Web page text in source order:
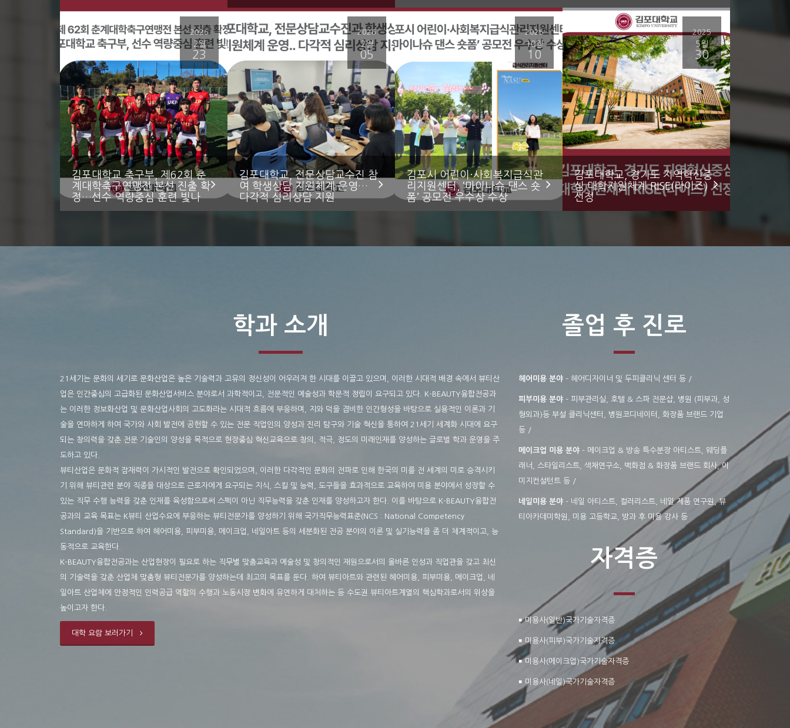
2026
2월
23
김포대학교 축구부, 제62회 춘
계대학축구연맹전 본선 진출 확
정…선수 역량중심 훈련 빛나
2026
2월
05
김포대학교, 전문상담교수진 참
여 학생상담 지원체계 운영…
다각적 심리상담 지원
2025
10월
10
김포시 어린이·사회복지급식관
리지원센터, ‘마이나슈 댄스 숏
폼’ 공모전 우수상 수상
2025
5월
30
김포대학교, 경기도 지역혁신중
심 대학지원체계 RISE(라이즈)
선정
학과 소개
21세기는 문화의 세기로 문화산업은 높은 기술력과 고유의 정신성이 어우러져 한 시대를 이끌고 있으며, 이러한 시대적 배경 속에서 뷰티산
업은 인간중심의 고급화된 문화산업서비스 분야로서 과학적이고, 전문적인 예술성과 학문적 정립이 요구되고 있다. K-BEAUTY융합전공과
는 이러한 정보화산업 및 문화산업사회의 고도화라는 시대적 흐름에 부응하며, 지와 덕을 겸비한 인간형성을 바탕으로 실용적인 이론과 기
술을 연마하게 하여 국가와 사회 발전에 공헌할 수 있는 전문 직업인의 양성과 진리 탐구와 기술 혁신을 통하여 21세기 세계화 시대에 요구
되는 창의력을 갖춘 전문 기술인의 양성을 목적으로 현장중심 혁신교육으로 창의, 적극, 정도의 미래인재를 양성하는 글로벌 학과 운영을 주
도하고 있다.
뷰티산업은 문화적 잠재력이 가시적인 발전으로 확인되었으며, 이러한 다각적인 문화의 전파로 인해 한국의 미를 전 세계의 미로 승격시키
기 위해 뷰티관련 분야 직종을 대상으로 근로자에게 요구되는 지식, 스킬 및 능력, 도구들을 효과적으로 교육하여 미용 분야에서 성장할 수
있는 직무 수행 능력을 갖춘 인재를 육성함으로써 스펙이 아닌 직무능력을 갖춘 인재를 양성하고자 한다. 이를 바탕으로 K-BEAUTY융합전
공과의 교육 목표는 K뷰티 산업수요에 부응하는 뷰티전문가를 양성하기 위해 국가직무능력표준(NCS : National Competency
Standard)을 기반으로 하여 헤어미용, 피부미용, 메이크업, 네일아트 등의 세분화된 전공 분야의 이론 및 실기능력을 좀 더 체계적이고, 능
동적으로 교육한다.
K-BEAUTY융합전공과는 산업현장이 필요로 하는 직무별 맞춤교육과 예술성 및 창의적인 재원으로서의 올바른 인성과 직업관을 갖고 최신
의 기술력을 갖춘 산업체 맞춤형 뷰티전문가를 양성하는데 최고의 목표를 둔다. 하여 뷰티아트와 관련된 헤어미용, 피부미용, 메이크업, 네
일아트 산업체에 안정적인 인력공급 역할의 수행과 노동시장 변화에 유연하게 대처하는 등 수도권 뷰티아트계열의 핵심학과로서의 위상을
높이고자 한다.
대학 요람 보러가기
졸업 후 진로
헤어미용 분야 – 헤어디자이너 및 두피클리닉 센터 등 /
피부미용 분야 – 피부관리실, 호텔 & 스파 전문샵, 병원 (피부과, 성
형외과)등 부설 클리닉센터, 병원코디네이터, 화장품 브랜드 기업
등 /
메이크업 미용 분야 – 메이크업 & 방송 특수분장 아티스트, 웨딩플
래너, 스타일리스트, 색채연구소, 백화점 & 화장품 브랜드 회사, 이
미지컨설턴트 등 /
네일미용 분야 – 네일 아티스트, 컬러리스트, 네일 제품 연구원, 뷰
티아카데미학원, 미용 고등학교, 방과 후 미용 강사 등
자격증
￭ 미용사(일반)국가기술자격증
￭ 미용사(피부)국가기술자격증
￭ 미용사(메이크업)국가기술자격증
￭ 미용사(네일)국가기술자격증